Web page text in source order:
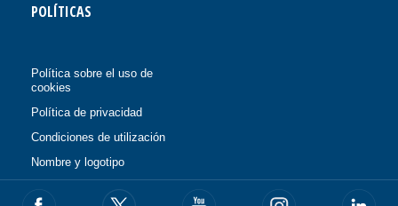
POLÍTICAS
Política sobre el uso de
cookies
Política de privacidad
Condiciones de utilización
Nombre y logotipo